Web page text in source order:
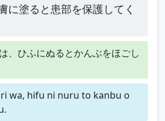
に塗ると患部を保護してく
、ひふにぬるとかんぶをほごし
wa, hifu ni nuru to kanbu o